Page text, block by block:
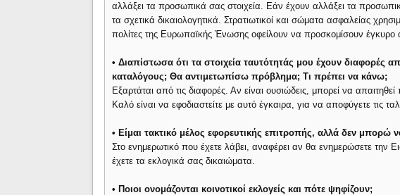
αλλάξει τα προσωπικά σας στοιχεία. Εάν έχουν αλλάξει τα
τα σχετικά δικαιολογητικά. Στρατιωτικοί και σώματα ασφαλείας
πολίτες της Ευρωπαϊκής Ένωσης οφείλουν να προσκομίσουν έγκυρο
• Διαπίστωσα ότι τα στοιχεία ταυτότητάς μου έχουν διαφορές
καταλόγους; Θα αντιμετωπίσω πρόβλημα; Τι πρέπει να κάνω;
Εξαρτάται από τις διαφορές. Αν είναι ουσιώδεις, μπορεί να
Καλό είναι να εφοδιαστείτε με αυτό έγκαιρα, για να αποφύγετε τις
• Είμαι τακτικό μέλος εφορευτικής επιτροπής, αλλά δεν
Στο ενημερωτικό που έχετε λάβει, αναφέρει αν θα ενημερώσετε την
έχετε τα εκλογικά σας δικαιώματα.
• Ποιοι ονομάζονται κοινοτικοί εκλογείς και πότε ψηφίζουν;